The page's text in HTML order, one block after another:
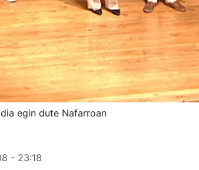
egin dute Nafarroan
- 23:18